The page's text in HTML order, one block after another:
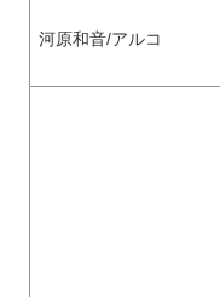
河原和音/アルコ